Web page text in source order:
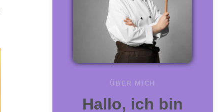
ÜBER MICH
Hallo, ich bin